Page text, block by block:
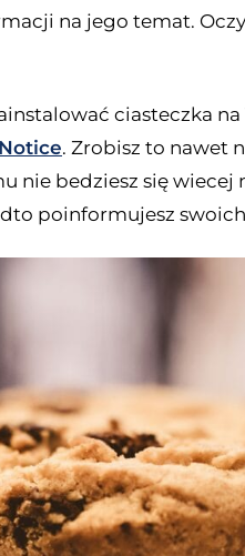
na jego temat.
ciasteczka
. Zrobisz to nawet
nie bedziesz się
poinformujesz